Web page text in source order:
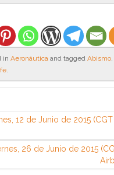
in Aeronáutica and tagged Abismo
12 de Junio de 2015 (CGT
26 de Junio de 2015